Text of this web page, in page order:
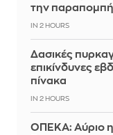
την
IN 2 HOURS
Δασικές
επικίνδυνες
πίνακα
IN 2 HOURS
ΟΠΕΚΑ: Αύριο